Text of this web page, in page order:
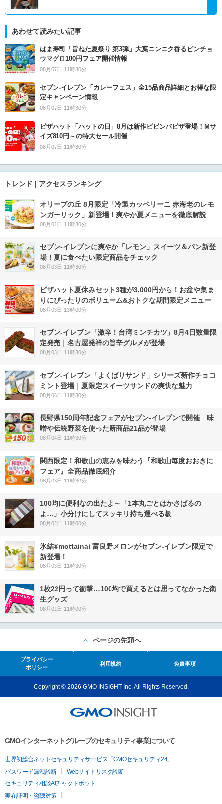
あわせて読みたい記事
はま寿司「旨ねた夏祭り 第3弾」大葉ニンニク香るビンチョ
ウマグロ100円フェア開催情報
08月07日 11時30分
セブン‐イレブン「カレーフェス」全15品商品詳細とお得な限
定キャンペーン情報
08月07日 11時30分
ピザハット「ハットの日」8月は新作ビビンバピザ登場！Mサ
イズ810円～の特大セール開催
08月07日 11時30分
トレンド | アクセスランキング
オリーブの丘 8月限定「冷製カッペリーニ 赤海老のレモ
ンガーリック」新登場！爽やか夏メニューを徹底解説
08月01日 11時30分
セブン‐イレブンに爽やか「レモン」スイーツ＆パン新登
場！夏に食べたい限定商品をチェック
08月03日 11時30分
ピザハット夏休みセット3種が3,000円から！お盆や集ま
りにぴったりのボリューム&おトクな期間限定メニュー
08月03日 13時00分
セブン-イレブン「激辛！台湾ミンチカツ」8月4日数量限
定発売｜名古屋発祥の旨辛グルメが登場
08月03日 11時30分
セブン‐イレブン「よくばりサンド」シリーズ新作チョコ
ミント登場｜夏限定スイーツサンドの爽快な魅力
08月06日 11時30分
長野県150周年記念フェアがセブン-イレブンで開催 味
噌や伝統野菜を使った新商品21品が登場
08月04日 11時30分
関西限定！和歌山の恵みを味わう『和歌山毎度おおきに
フェア』全商品徹底紹介
08月03日 11時30分
100均に便利なの出たよ～「1本丸ごとはかさばるの
よ…」小分けにしてスッキリ持ち運べる板
08月02日 11時00分
氷結®mottainai 富良野メロンがセブン‐イレブン限定で
新登場！
08月03日 11時30分
1枚22円って衝撃…100均で買えるとは思ってなかった衛
生グッズ
08月01日 11時00分
ページの先頭へ
プライバシー
ポリシー
利用規約 免責事項
Copyright © 2026 GMO INSIGHT Inc. All Rights Reserved.
GMOインターネットグループのセキュリティ事業について
世界初総合ネットセキュリティサービス「GMOセキュリティ24」
パスワード漏洩診断
Webサイトリスク診断
セキュリティ相談AIチャットボット
実在証明・盗聴対策